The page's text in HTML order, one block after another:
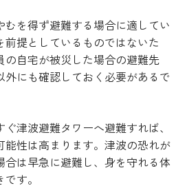
を得ず避難する場合に適してい
前提としているものではないた
の自宅が被災した場合の避難先
外にも確認しておく必要があるで
津波避難タワーへ避難すれば、
能性は高まります。津波の恐れが
合は早急に避難し、身を守れる体
す。